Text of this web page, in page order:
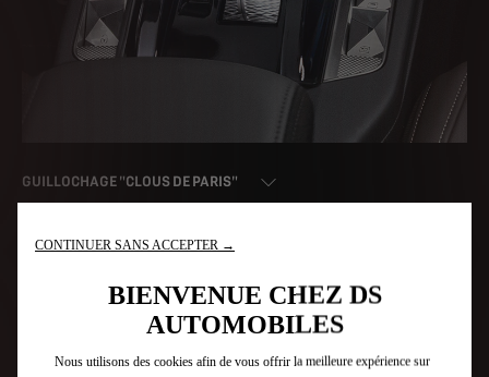
GUILLOCHAGE "CLOUS DE PARIS"
TECHNOLOGIQUE
CONTINUER SANS ACCEPTER →
BIENVENUE CHEZ DS
AUTOMOBILES
Nous utilisons des cookies afin de vous offrir la meilleure expérience sur